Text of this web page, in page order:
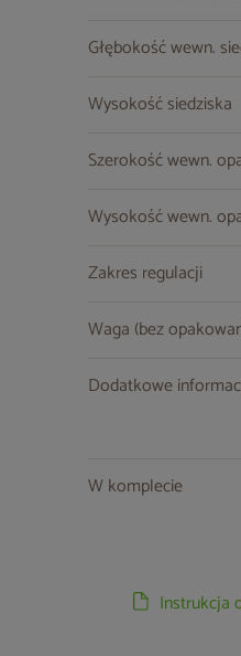
Głębokość wewn.
Wysokość siedziska
Szerokość wewn.
Wysokość wewn.
Zakres regulacji
Waga (bez
Dodatkowe
W komplecie
Instrukcja